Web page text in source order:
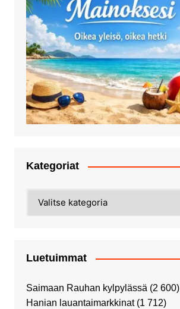
Kategoriat
Luetuimmat
Saimaan Rauhan kylpylässä (2 600)
Hanian lauantaimarkkinat (1 712)